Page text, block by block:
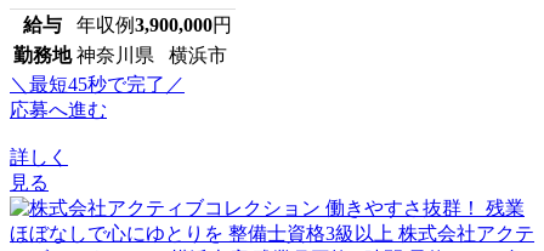
給与 年収例3,900,000円
勤務地 神奈川県 横浜市
＼最短45秒で完了／
応募へ進む
詳しく
見る